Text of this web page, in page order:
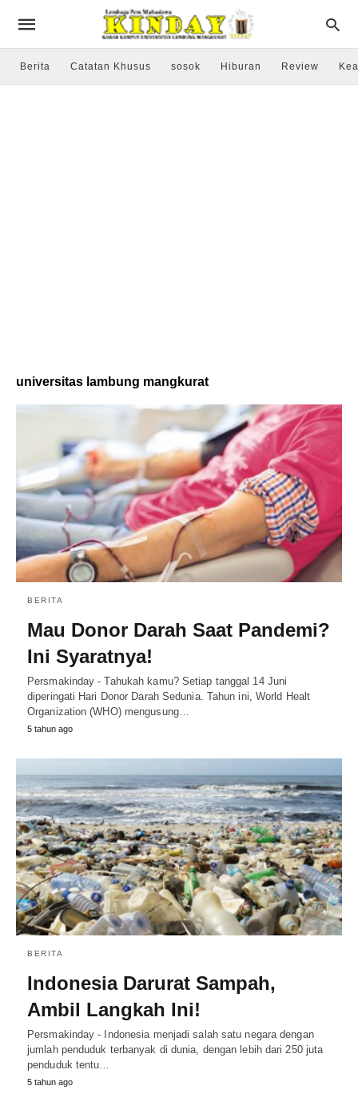
Berita Catatan Khusus sosok Hiburan Review
universitas lambung mangkurat
BERITA
Mau Donor Darah Saat Pandemi?
Ini Syaratnya!
Persmakinday - Tahukah kamu? Setiap tanggal 14 Juni
diperingati Hari Donor Darah Sedunia. Tahun ini, World Healt
Organization (WHO) mengusung…
5 tahun ago
BERITA
Indonesia Darurat Sampah,
Ambil Langkah Ini!
Persmakinday - Indonesia menjadi salah satu negara dengan
jumlah penduduk terbanyak di dunia, dengan lebih dari 250 juta
penduduk tentu…
5 tahun ago